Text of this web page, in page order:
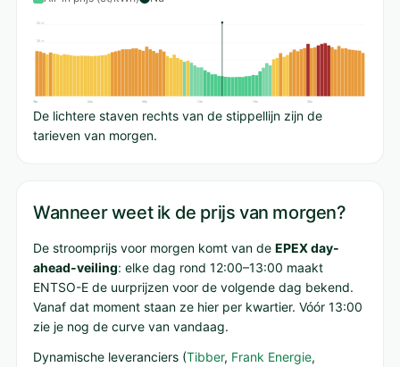
50 ct
38 ct
00u 04u 08u 12u 16u 20u
De lichtere staven rechts van de stippellijn zijn de
tarieven van morgen.
Wanneer weet ik de prijs van morgen?
De stroomprijs voor morgen komt van de EPEX day-
ahead-veiling: elke dag rond 12:00–13:00 maakt
ENTSO-E de uurprijzen voor de volgende dag bekend.
Vanaf dat moment staan ze hier per kwartier. Vóór 13:00
zie je nog de curve van vandaag.
Dynamische leveranciers (Tibber, Frank Energie,